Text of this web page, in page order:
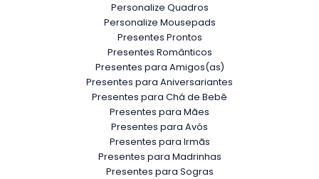
Personalize Quadros
Personalize Mousepads
Presentes Prontos
Presentes Românticos
Presentes para Amigos(as)
Presentes para Aniversariantes
Presentes para Chá de Bebê
Presentes para Mães
Presentes para Avós
Presentes para Irmãs
Presentes para Madrinhas
Presentes para Sogras